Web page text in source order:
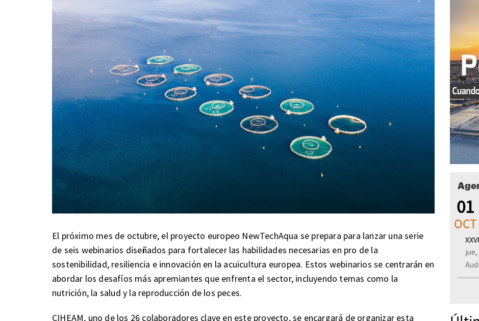
El próximo mes de octubre, el proyecto europeo NewTechAqua se prepara para lanzar una serie
de seis webinarios diseñados para fortalecer las habilidades necesarias en pro de la
sostenibilidad, resiliencia e innovación en la acuicultura europea. Estos webinarios se centrarán en
abordar los desafíos más apremiantes que enfrenta el sector, incluyendo temas como la
nutrición, la salud y la reproducción de los peces.
CIHEAM, uno de los 26 colaboradores clave en este proyecto, se encargará de organizar esta
01
OCT